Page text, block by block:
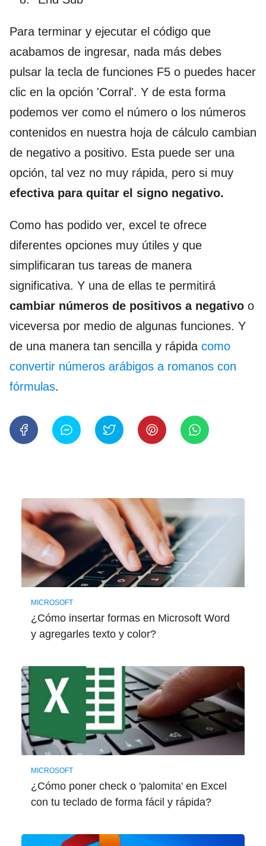
Para terminar y ejecutar el código que
acabamos de ingresar, nada más debes
pulsar la tecla de funciones F5 o puedes hacer
clic en la opción 'Corral'. Y de esta forma
podemos ver como el número o los números
contenidos en nuestra hoja de cálculo cambian
de negativo a positivo. Esta puede ser una
opción, tal vez no muy rápida, pero si muy
efectiva para quitar el signo negativo.
Como has podido ver, excel te ofrece
diferentes opciones muy útiles y que
simplificaran tus tareas de manera
significativa. Y una de ellas te permitirá
cambiar números de positivos a negativo o
viceversa por medio de algunas funciones. Y
de una manera tan sencilla y rápida como
convertir números arábigos a romanos con
fórmulas.
MICROSOFT
¿Cómo insertar formas en Microsoft Word
y agregarles texto y color?
MICROSOFT
¿Cómo poner check o 'palomita' en Excel
con tu teclado de forma fácil y rápida?